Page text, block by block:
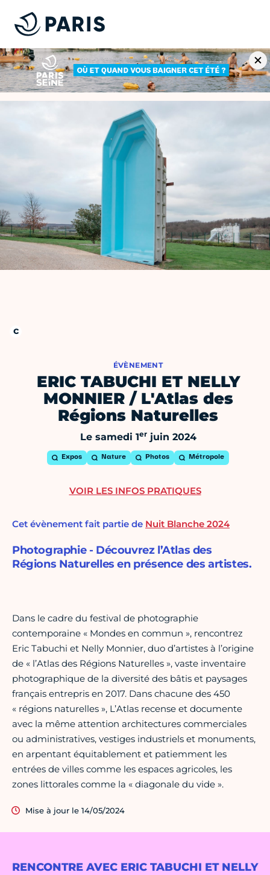
ÉVÈNEMENT
ERIC TABUCHI ET NELLY
MONNIER / L'Atlas des
Régions Naturelles
Le samedi 1erjuin 2024
Expos Nature Photos Métropole
RENCONTRE AVEC ERIC TABUCHI ET NELLY
Cet évènement fait partie de Nuit Blanche 2024
Photographie - Découvrez l’Atlas des
Régions Naturelles en présence des artistes.
Dans le cadre du festival de photographie
contemporaine « Mondes en commun », rencontrez
Eric Tabuchi et Nelly Monnier, duo d’artistes à l’origine
de « l’Atlas des Régions Naturelles », vaste inventaire
photographique de la diversité des bâtis et paysages
français entrepris en 2017. Dans chacune des 450
« régions naturelles », L’Atlas recense et documente
avec la même attention architectures commerciales
ou administratives, vestiges industriels et monuments,
en arpentant équitablement et patiemment les
entrées de villes comme les espaces agricoles, les
zones littorales comme la « diagonale du vide ».
Mise à jour le 14/05/2024
VOIR LES INFOS PRATIQUES